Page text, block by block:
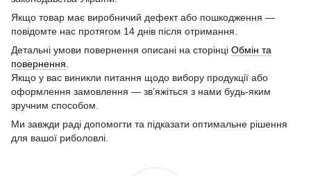
Якщо товар має виробничий дефект або пошкодження —
повідомте нас протягом 14 днів після отримання.
Детальні умови повернення описані на сторінці Обмін та
повернення
Якщо у вас виникли питання щодо вибору продукції або
оформлення замовлення — зв’яжіться з нами будь-яким
зручним способом.
Ми завжди раді допомогти та підказати оптимальне рішення
для вашої риболовлі.